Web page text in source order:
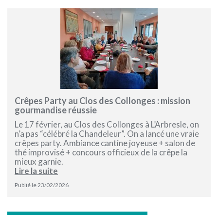
Crêpes Party au Clos des Collonges : mission
gourmandise réussie
Le 17 février, au Clos des Collonges à L’Arbresle, on
n’a pas “célébré la Chandeleur”. On a lancé une vraie
crêpes party. Ambiance cantine joyeuse + salon de
thé improvisé + concours officieux de la crêpe la
mieux garnie.
Lire la suite
Publié le 23/02/2026